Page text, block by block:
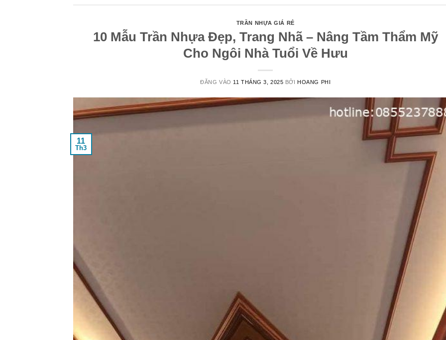
TRẦN NHỰA GIÁ RẺ
10 Mẫu Trần Nhựa Đẹp, Trang Nhã – Nâng Tầm Thẩm Mỹ
Cho Ngôi Nhà Tuổi Về Hưu
ĐĂNG VÀO 11 THÁNG 3, 2025 BỞIHOANG PHI
11
Th3